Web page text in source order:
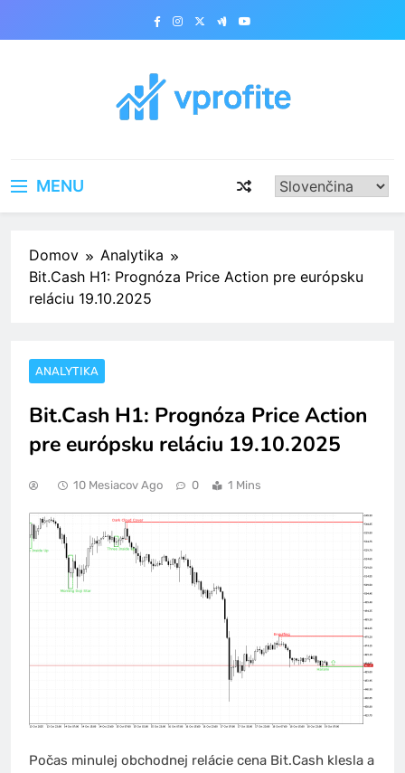
MENU
Domov
Analytika
Bit.Cash H1: Prognóza Price Action pre európsku
reláciu 19.10.2025
ANALYTIKA
Bit.Cash H1: Prognóza Price Action
pre európsku reláciu 19.10.2025
10 Mesiacov Ago 0 1 Mins
Počas minulej obchodnej relácie cena Bit.Cash klesla a